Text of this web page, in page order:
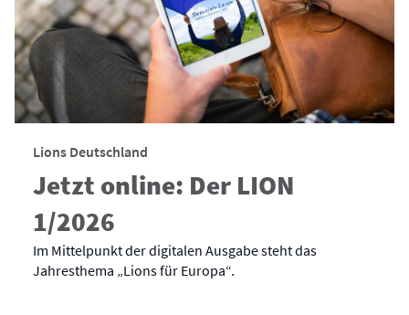
Lions Deutschland
Jetzt online: Der LION
1/2026
Im Mittelpunkt der digitalen Ausgabe steht das
Jahresthema „Lions für Europa“.